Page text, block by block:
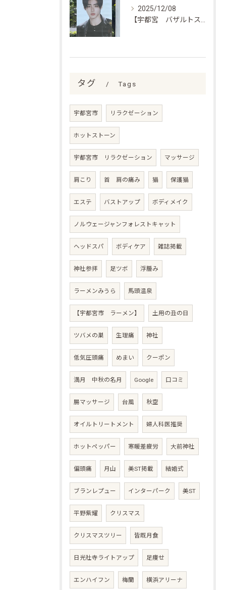
2025/12/08
【宇都宮 バザルトストーン】
タグ Tags
宇都宮市 リラクゼーション
ホットストーン
宇都宮市 リラクゼーション マッサージ
肩こり 首 肩の痛み 猫 保護猫
エステ バストアップ ボディメイク
ノルウェージャンフォレストキャット
ヘッドスパ ボディケア 雑誌掲載
神社参拝 足ツボ 浮腫み
ラーメンみうら 馬頭温泉
【宇都宮市 ラーメン】 土用の丑の日
ツバメの巣 生理痛 神社
低気圧頭痛 めまい クーポン
満月 中秋の名月 Google 口コミ
腸マッサージ 台風 秋空
オイルトリートメント 婦人科医推奨
ホットペッパー 寒暖差疲労 大前神社
偏頭痛 月山 美ST掲載 結婚式
ブランレプュー インターパーク 美ST
平野紫耀 クリスマス
クリスマスツリー 皆既月食
日光社寺ライトアップ 足痩せ
エンハイフン 梅蘭 横浜アリーナ